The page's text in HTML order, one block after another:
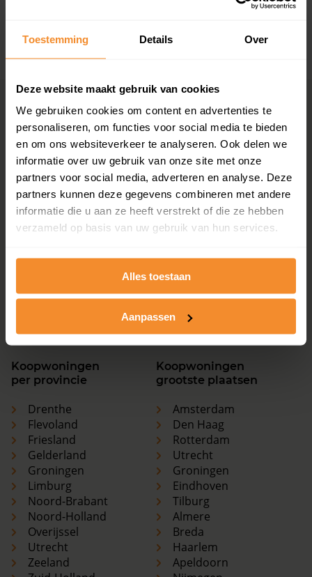
Toestemming Details Over
Deze website maakt gebruik van cookies
We gebruiken cookies om content en advertenties te
personaliseren, om functies voor social media te bieden
en om ons websiteverkeer te analyseren. Ook delen we
informatie over uw gebruik van onze site met onze
partners voor social media, adverteren en analyse. Deze
partners kunnen deze gegevens combineren met andere
informatie die u aan ze heeft verstrekt of die ze hebben
verzameld op basis van uw gebruik van hun services.
Alles toestaan
Aanpassen
A.C. Veen-
+ Lees de volledige omschrijving
Woningmarkten
per provincie
Drenthe
Flevoland
Friesland
Gelderland
Groningen
Limburg
Noord-Holland
Grootste
woningmarkten
Amsterdam
Den Haag
Rotterdam
Utrecht
Groningen
Eindhoven
Almere
Breda
Nijmegen
Koopwoningen
per provincie
Drenthe
Flevoland
Friesland
Gelderland
Groningen
Limburg
Noord-Brabant
Noord-Holland
Overijssel
Utrecht
Zeeland
Koopwoningen
grootste plaatsen
Amsterdam
Den Haag
Rotterdam
Utrecht
Groningen
Eindhoven
Tilburg
Almere
Breda
Haarlem
Apeldoorn